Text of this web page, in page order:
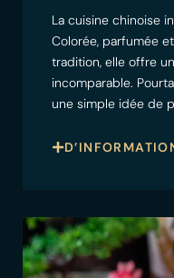
La cuisine chinoise
Colorée, parfumée
tradition, elle offre
incomparable.
une simple idée de